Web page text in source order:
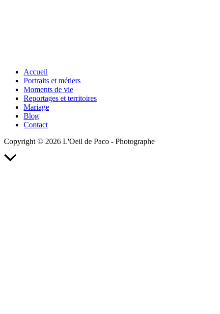
Accueil
Portraits et métiers
Moments de vie
Reportages et territoires
Mariage
Blog
Contact
Copyright © 2026 L'Oeil de Paco - Photographe